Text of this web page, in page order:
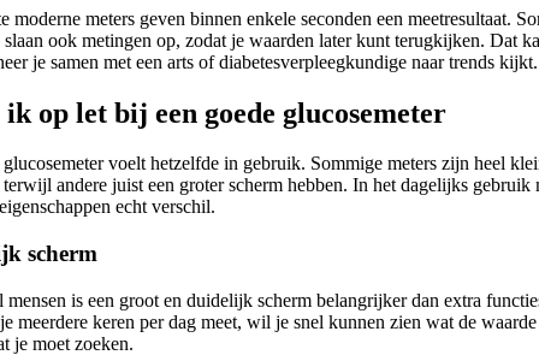
moderne meters geven binnen enkele seconden een meetresultaat.
slaan ook metingen op, zodat je waarden later kunt terugkijken. Dat
je samen met een arts of diabetesverpleegkundige naar trends kijkt.
op let bij een goede glucosemeter
voelt hetzelfde in gebruik. Sommige meters zijn heel
andere juist een groter scherm hebben. In het dagelijks gebruik
echt verschil.
scherm
mensen is een groot en duidelijk scherm belangrijker dan extra
meerdere keren per dag meet, wil je snel kunnen zien wat de
je moet zoeken.